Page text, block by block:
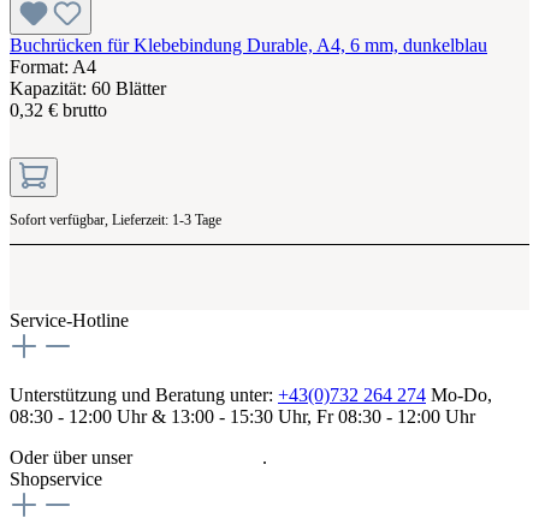
Buchrücken für Klebebindung Durable, A4, 6 mm, dunkelblau
Format: A4
Kapazität: 60 Blätter
0,32 € brutto
Sofort verfügbar, Lieferzeit: 1-3 Tage
Service-Hotline
Unterstützung und Beratung unter: +43(0)732 264 274 Mo-Do,
08:30 - 12:00 Uhr & 13:00 - 15:30 Uhr, Fr 08:30 - 12:00 Uhr
Oder über unser
.
Shopservice